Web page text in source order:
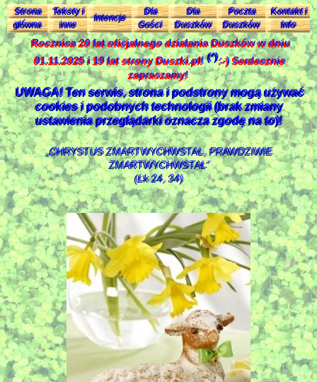
Strona
główna
Teksty i
inne
Intencje
Dla
Gości
Dla
Duszków
Poczta
Duszków
Kontakt i
Info
Rocznica 20 lat oficjalnego działania Duszków w dniu
01.11.2025 i 19 lat strony Duszki.pl!(*):-) Serdecznie
zapraszamy!
UWAGA! Ten serwis, strona i podstrony mogą używać
cookies i podobnych technologii (brak zmiany
ustawienia przeglądarki oznacza zgodę na to)!
„CHRYSTUS ZMARTWYCHWSTAŁ, PRAWDZIWIE
ZMARTWYCHWSTAŁ”
(Łk 24, 34)